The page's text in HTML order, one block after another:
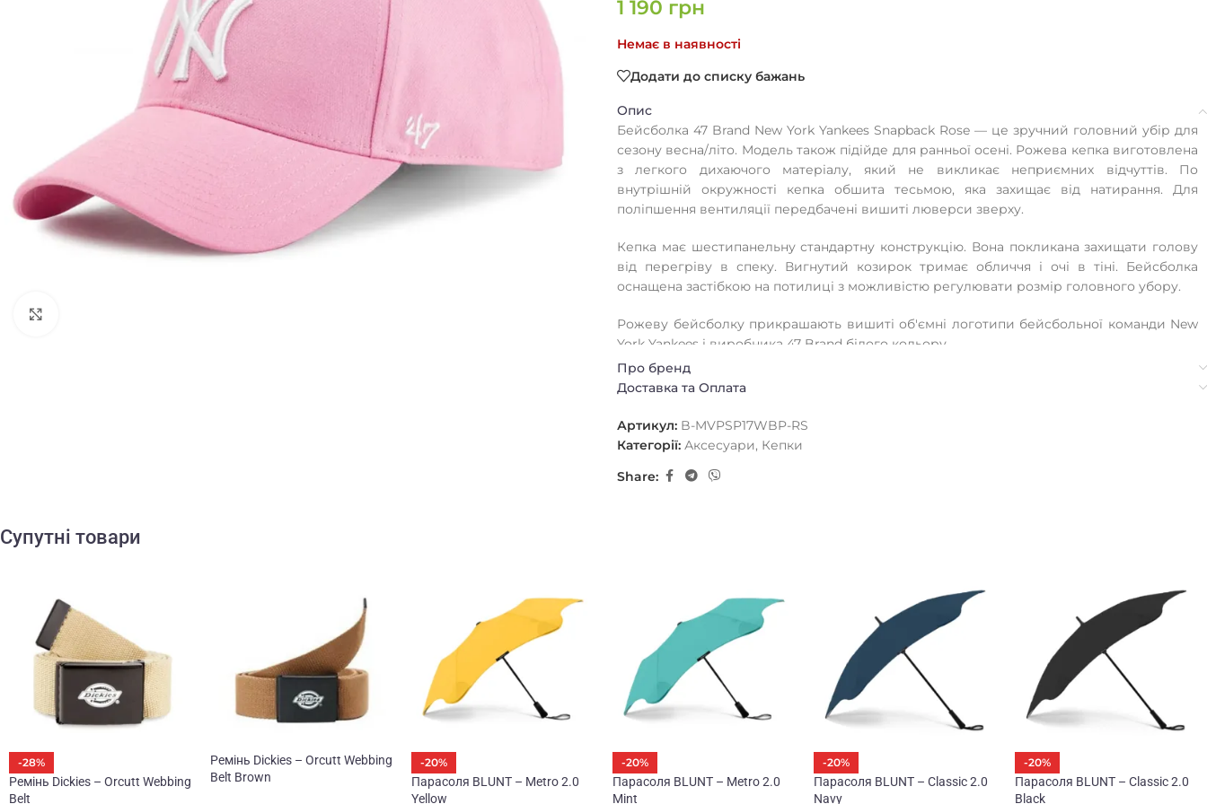
1 190 грн
Немає в наявності
Додати до списку бажань
Опис
Бейсболка 47 Brand New York Yankees Snapback Rose — це зручний головний убір для
сезону весна/літо. Модель також підійде для ранньої осені. Рожева кепка виготовлена
з легкого дихаючого матеріалу, який не викликає неприємних відчуттів. По
внутрішній окружності кепка обшита тесьмою, яка захищає від натирання. Для
поліпшення вентиляції передбачені вишиті люверси зверху.
Кепка має шестипанельну стандартну конструкцію. Вона покликана захищати голову
від перегріву в спеку. Вигнутий козирок тримає обличчя і очі в тіні. Бейсболка
оснащена застібкою на потилиці з можливістю регулювати розмір головного убору.
Рожеву бейсболку прикрашають вишиті об'ємні логотипи бейсбольної команди New
York Yankees і виробника 47 Brand білого кольору.
Про бренд
Доставка та Оплата
Артикул: B-MVPSP17WBP-RS
Категорії: Аксесуари, Кепки
Share:
Супутні товари
-28%
Ремінь Dickies – Orcutt Webbing
Belt
Ремінь Dickies – Orcutt Webbing
Belt Brown
-20%
Парасоля BLUNT – Metro 2.0
Yellow
-20%
Парасоля BLUNT – Metro 2.0
Mint
-20%
Парасоля BLUNT – Classic 2.0
Navy
-20%
Парасоля BLUNT – Classic 2.0
Black